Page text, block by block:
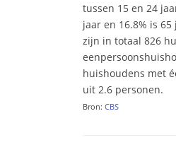
tussen 15 en 24
jaar en 16.8% is
zijn in totaal 826
huishoudens met
uit 2.6 personen.
Bron: CBS